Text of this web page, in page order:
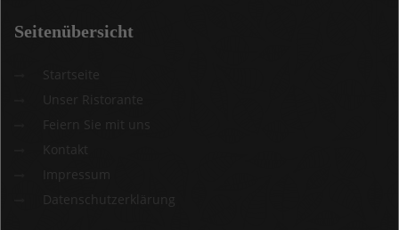
Seitenübersicht
Startseite
Unser Ristorante
Feiern Sie mit uns
Kontakt
Impressum
Datenschutzerklärung